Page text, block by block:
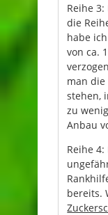
Reihe
die
habe
von ca.
man die
stehen,
zu
Anbau
Reihe
bereits.